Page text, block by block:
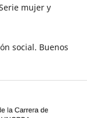
mujer y
social. Buenos